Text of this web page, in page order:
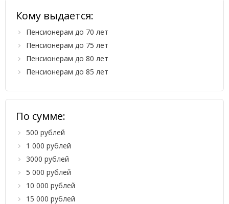
Кому выдается:
Пенсионерам до 70 лет
Пенсионерам до 75 лет
Пенсионерам до 80 лет
Пенсионерам до 85 лет
По сумме:
500 рублей
1 000 рублей
3000 рублей
5 000 рублей
10 000 рублей
15 000 рублей